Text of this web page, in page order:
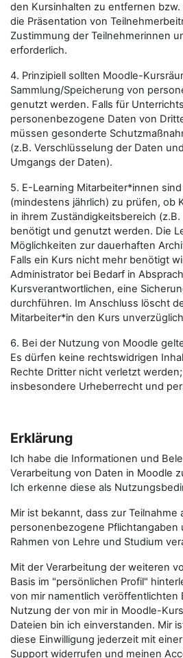
den Kursinhalten zu entfernen
die Präsentation von
Zustimmung der Teilnehmerinnen
erforderlich.
4. Prinzipiell sollten Moodle-
Sammlung/Speicherung von
genutzt werden. Falls für
personenbezogene Daten von
müssen gesonderte
(z.B. Verschlüsselung der Daten
Umgangs der Daten).
5. E-Learning Mitarbeiter*innen
(mindestens jährlich) zu prüfen, ob
in ihrem Zuständigkeitsbereich
benötigt und genutzt werden. Die
Möglichkeiten zur dauerhaften
Falls ein Kurs nicht mehr benötigt
Administrator bei Bedarf in
Kursverantwortlichen, eine
durchführen. Im Anschluss löscht
Mitarbeiter*in den Kurs
6. Bei der Nutzung von Moodle
Es dürfen keine rechtswidrigen
Rechte Dritter nicht verletzt
insbesondere Urheberrecht und
Erklärung
Ich habe die Informationen und
Verarbeitung von Daten in Moodle
Ich erkenne diese als
Mir ist bekannt, dass zur Teilnahme
personenbezogene Pflichtangaben
Rahmen von Lehre und Studium
Mit der Verarbeitung der weiteren
Basis im "persönlichen Profil"
von mir namentlich veröffentlichten
Nutzung der von mir in Moodle-
Dateien bin ich einverstanden. Mir
diese Einwilligung jederzeit mit
Support widerrufen und meinen